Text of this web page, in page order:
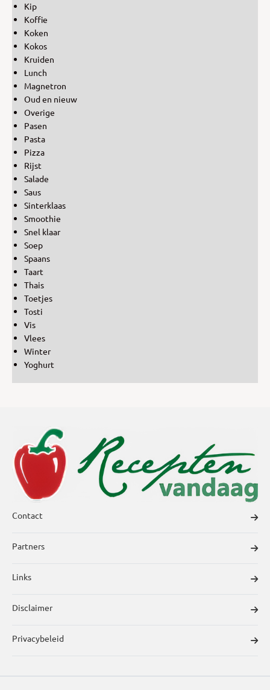
Kip
Koffie
Koken
Kokos
Kruiden
Lunch
Magnetron
Oud en nieuw
Overige
Pasen
Pasta
Pizza
Rijst
Salade
Saus
Sinterklaas
Smoothie
Snel klaar
Soep
Spaans
Taart
Thais
Toetjes
Tosti
Vis
Vlees
Winter
Yoghurt
Contact
Partners
Links
Disclaimer
Privacybeleid